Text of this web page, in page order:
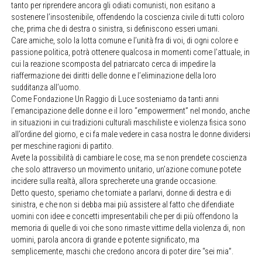
tanto per riprendere ancora gli odiati comunisti, non esitano a
sostenere l’insostenibile, offendendo la coscienza civile di tutti coloro
che, prima che di destra o sinistra, si definiscono esseri umani.
Care amiche, solo la lotta comune e l’unità fra di voi, di ogni colore e
passione politica, potrà ottenere qualcosa in momenti come l’attuale, in
cui la reazione scomposta del patriarcato cerca di impedire la
riaffermazione dei diritti delle donne e l’eliminazione della loro
sudditanza all’uomo.
Come Fondazione Un Raggio di Luce sosteniamo da tanti anni
l’emancipazione delle donne e il loro “empowerment” nel mondo, anche
in situazioni in cui tradizioni culturali maschiliste e violenza fisica sono
all’ordine del giorno, e ci fa male vedere in casa nostra le donne dividersi
per meschine ragioni di partito.
Avete la possibilità di cambiare le cose, ma se non prendete coscienza
che solo attraverso un movimento unitario, un’azione comune potete
incidere sulla realtà, allora sprecherete una grande occasione.
Detto questo, speriamo che torniate a parlarvi, donne di destra e di
sinistra, e che non si debba mai più assistere al fatto che difendiate
uomini con idee e concetti impresentabili che per di più offendono la
memoria di quelle di voi che sono rimaste vittime della violenza di, non
uomini, parola ancora di grande e potente significato, ma
semplicemente, maschi che credono ancora di poter dire “sei mia”.